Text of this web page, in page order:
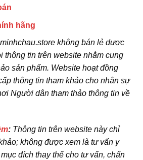
hãng
không bán lẻ dược
thông tin trên website nhằm cung
sản phẩm. Website hoạt đồng
thông tin tham khảo cho nhân sự
Người dân tham thảo thông tin về
: Thông tin trên website này chỉ
không được xem là tư vấn y
đích thay thế cho tư vấn, chẩn